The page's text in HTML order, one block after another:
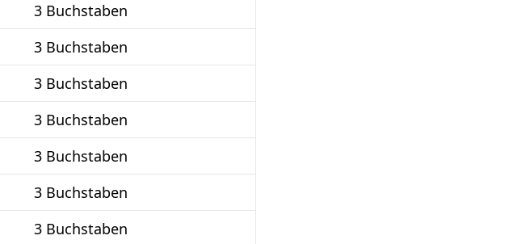
3 Buchstaben
3 Buchstaben
3 Buchstaben
3 Buchstaben
3 Buchstaben
3 Buchstaben
3 Buchstaben